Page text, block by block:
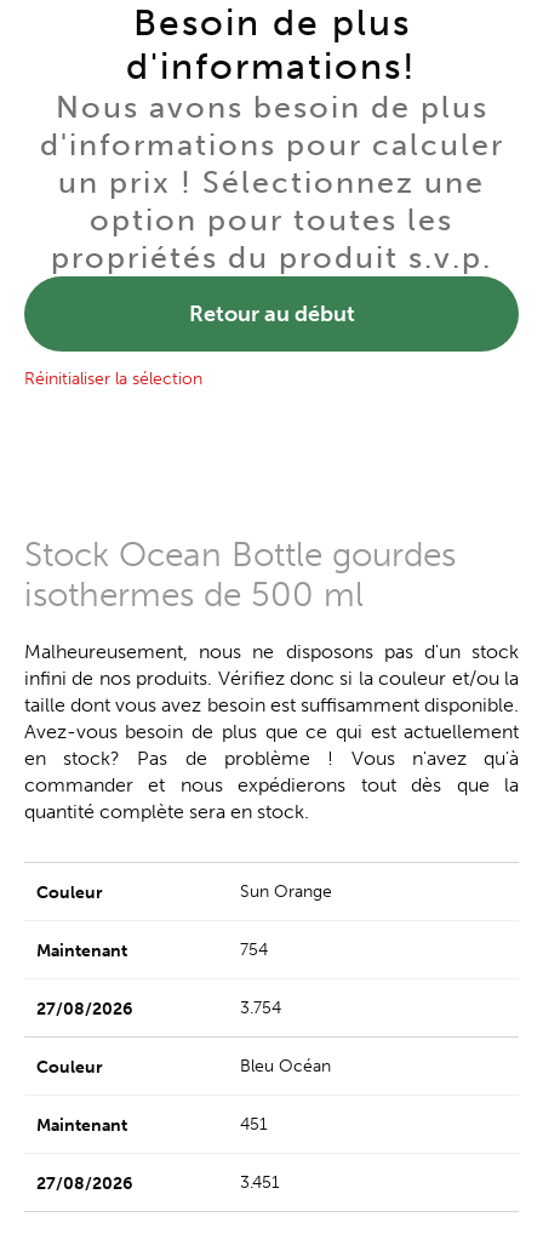
Besoin de plus
d'informations!
Nous avons besoin de plus
d'informations pour calculer
un prix ! Sélectionnez une
option pour toutes les
propriétés du produit s.v.p.
Retour au début
Réinitialiser la sélection
Stock Ocean Bottle gourdes
isothermes de 500 ml
Malheureusement, nous ne disposons pas d'un stock
infini de nos produits. Vérifiez donc si la couleur et/ou la
taille dont vous avez besoin est suffisamment disponible.
Avez-vous besoin de plus que ce qui est actuellement
en stock? Pas de problème ! Vous n'avez qu'à
commander et nous expédierons tout dès que la
quantité complète sera en stock.
Sun Orange
754
3.754
Bleu Océan
451
3.451